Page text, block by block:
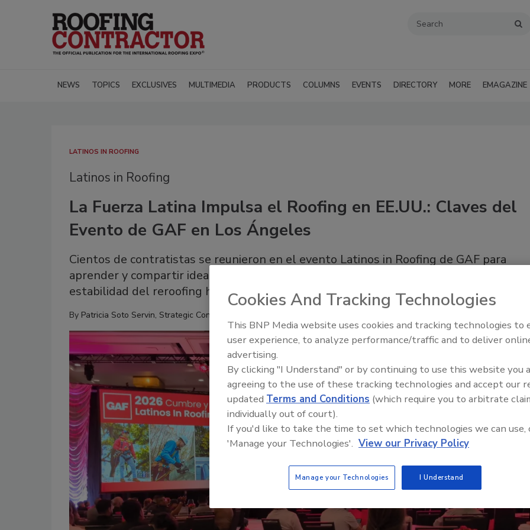
NEWS TOPICS EXCLUSIVES MULTIMEDIA PRODUCTS COLUMNS EVENTS DIRECTORY MORE EMAGAZINE
LATINOS IN ROOFING
Latinos in Roofing
La Fuerza Latina Impulsa el Roofing en EE.UU.: Claves del
Evento de GAF en Los Ángeles
Cientos de contratistas se reunieron en el evento Latinos in Roofing de GAF para
aprender y compartir ideas sobre la industria del roofing, abarcando desde la
estabilidad del reroofing hasta los retos en mano de obra, transporte y seguros.
By Patricia Soto Servin, Strategic Content Editor
El roofing le abrió las puertas
ayudar a Venezuela
Cookies And Tracking Technologies
This BNP Media website uses cookies and tracking technologies to
user experience, to analyze performance/traffic and to deliver
advertising.
By clicking "I Understand" or by continuing to use this website you
agreeing to the use of these tracking technologies and accept our
updated Terms and Conditions (which require you to arbitrate
individually out of court).
If you'd like to take the time to set which technologies we can use,
'Manage your Technologies'. View our Privacy Policy
Manage your Technologies I Understand